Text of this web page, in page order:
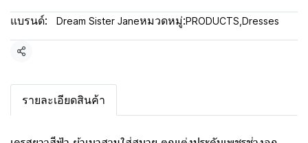
แบรนด์: Dream Sister Janeหมวดหมู่:PRODUCTS Dresses
แชร์
รายละเอียดสินค้า